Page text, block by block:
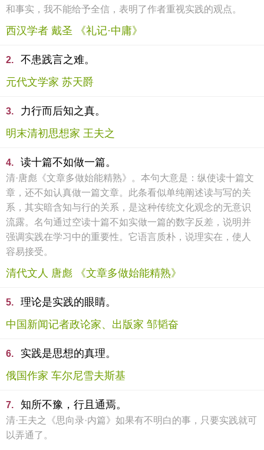
和事实，我不能给予全信，表明了作者重视实践的观点。
西汉学者 戴圣 《礼记·中庸》
2.
不患践言之难。
元代文学家 苏天爵
3.
力行而后知之真。
明末清初思想家 王夫之
4. 读十篇不如做一篇。
清·唐彪《文章多做始能精熟》。本句大意是：纵使读十篇文
章，还不如认真做一篇文章。此条看似单纯阐述读与写的关
系，其实暗含知与行的关系，是这种传统文化观念的无意识
流露。名句通过空读十篇不如实做一篇的数字反差，说明并
强调实践在学习中的重要性。它语言质朴，说理实在，使人
容易接受。
清代文人 唐彪 《文章多做始能精熟》
5.
理论是实践的眼睛。
中国新闻记者政论家、出版家 邹韬奋
6.
实践是思想的真理。
俄国作家 车尔尼雪夫斯基
7. 知所不豫，行且通焉。
清·王夫之《思向录·内篇》如果有不明白的事，只要实践就可
以弄通了。